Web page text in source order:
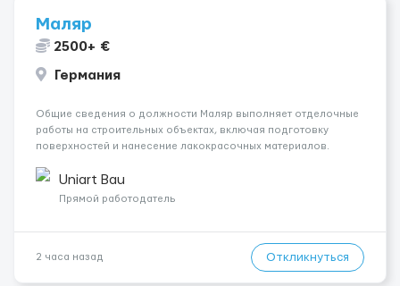
Маляр
2500+ €
Германия
Общие сведения о должности Маляр выполняет отделочные
работы на строительных объектах, включая подготовку
поверхностей и нанесение лакокрасочных материалов.
профессионалов на месте, приглашения делаем только для
профессионалов с доказательным портф...
Uniart Bau
Прямой работодатель
2 часа назад Откликнуться